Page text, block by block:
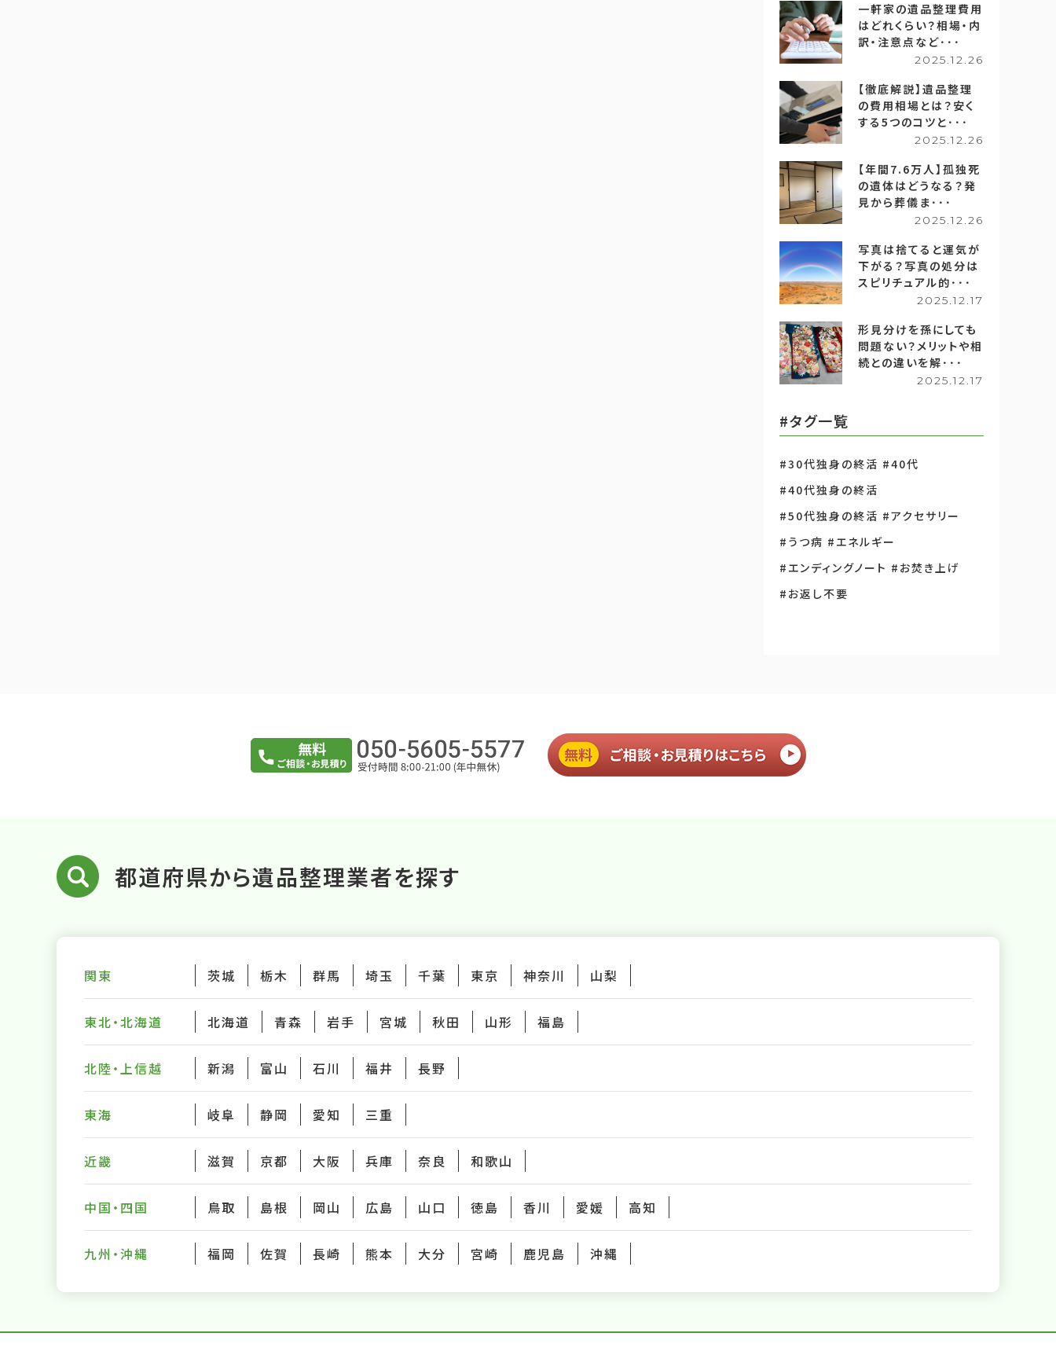
一軒家の遺品整理費用
はどれくらい？相場・内
訳・注意点など･･･
2025.12.26
【徹底解説】遺品整理
の費用相場とは？安く
する5つのコツと･･･
2025.12.26
【年間7.6万人】孤独死
の遺体はどうなる？発
見から葬儀ま･･･
2025.12.26
写真は捨てると運気が
下がる？写真の処分は
スピリチュアル的･･･
2025.12.17
形見分けを孫にしても
問題ない？メリットや相
続との違いを解･･･
2025.12.17
#タグ一覧
#30代独身の終活 #40代
#40代独身の終活
#50代独身の終活 #アクセサリー
#うつ病 #エネルギー
#エンディングノート #お焚き上げ
#お返し不要
都道府県から遺品整理業者を探す
関東 茨城 栃木 群馬 埼玉 千葉 東京 神奈川 山梨
東北・北海道 北海道 青森 岩手 宮城 秋田 山形 福島
北陸・上信越 新潟 富山 石川 福井 長野
東海 岐阜 静岡 愛知 三重
近畿 滋賀 京都 大阪 兵庫 奈良 和歌山
中国・四国 鳥取 島根 岡山 広島 山口 徳島 香川 愛媛 高知
九州・沖縄 福岡 佐賀 長崎 熊本 大分 宮崎 鹿児島 沖縄